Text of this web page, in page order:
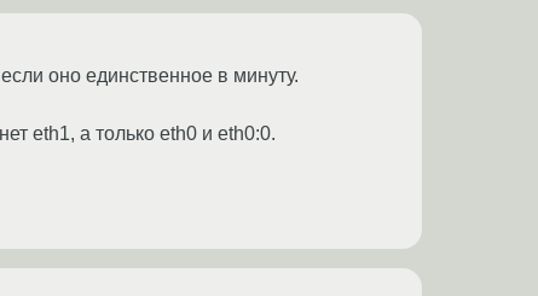
оно единственное в минуту.
eth1, а только eth0 и eth0:0.